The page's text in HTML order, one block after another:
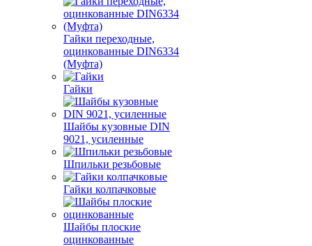
Гайки переходные,
оцинкованные DIN6334
(Муфта)
Гайки
Шайбы кузовные DIN
9021, усиленные
Шпильки резьбовые
Гайки колпачковые
Шайбы плоские
оцинкованные